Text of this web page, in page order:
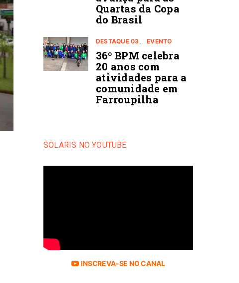
Quartas da Copa
do Brasil
DESTAQUE 03 EVENTO
36º BPM celebra
20 anos com
atividades para a
comunidade em
Farroupilha
SOLARIS NO YOUTUBE
INSCREVA-SE NO CANAL